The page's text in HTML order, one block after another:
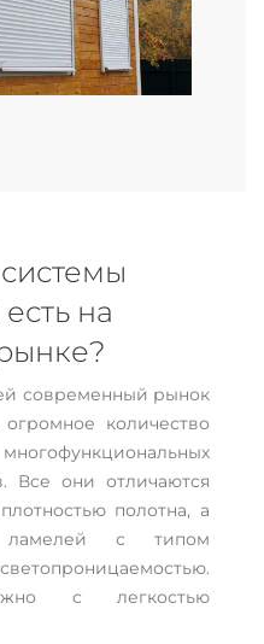
на
современный рынок
количество
Все они отличаются
полотна, а
с типом
с легкостью